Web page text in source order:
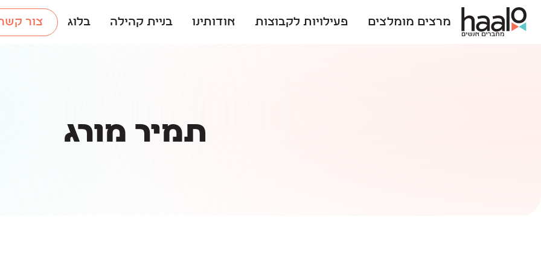
מרצים מומלצים פעילויות לקבוצות אודותינו בניית קהילה בלוג צור
תמיר מורג